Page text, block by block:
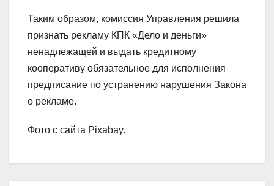
Таким образом, комиссия Управления решила
признать рекламу КПК «Дело и деньги»
ненадлежащей и выдать кредитному
кооперативу обязательное для исполнения
предписание по устранению нарушения Закона
о рекламе.
Фото с сайта Pixabay.